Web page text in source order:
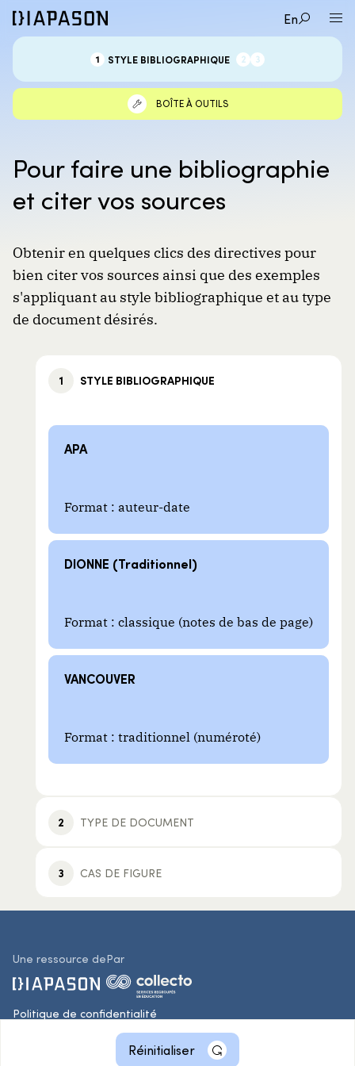
En
1 STYLE BIBLIOGRAPHIQUE 2 TYPE DE
DOCUMENT
3
Réinitialiser
BOÎTE À OUTILS
Pour faire une bibliographie
et citer vos sources
Obtenir en quelques clics des directives pour
bien citer vos sources ainsi que des exemples
s'appliquant au style bibliographique et au type
de document désirés.
1 STYLE BIBLIOGRAPHIQUE
APA
Format : auteur-date
DIONNE (Traditionnel)
Format : classique (notes de bas de page)
VANCOUVER
Format : traditionnel (numéroté)
2 TYPE DE DOCUMENT
3 CAS DE FIGURE
Une ressource dePar
Politique de confidentialité
© 2026 Collecto. Tous droits réservés.